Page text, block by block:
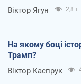
Віктор Ягун 2,8 т.
На якому боці
Трамп?
Віктор Каспрук